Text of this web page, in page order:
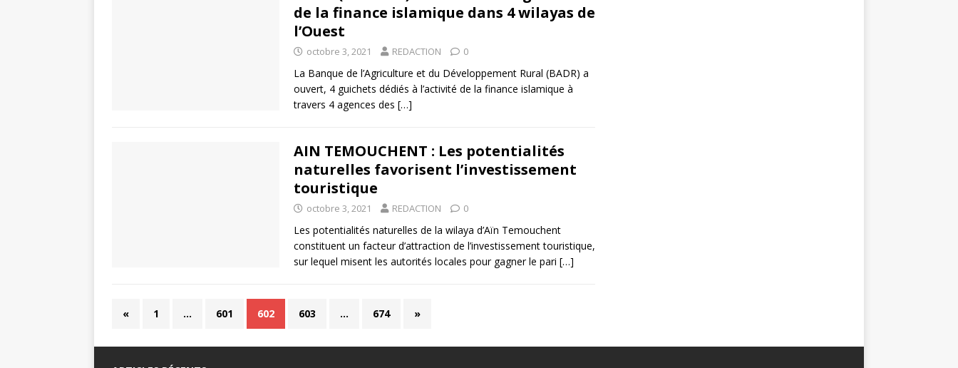
de la finance islamique dans 4 wilayas de
l’Ouest
octobre 3, 2021 REDACTION 0
La Banque de l’Agriculture et du Développement Rural (BADR) a
ouvert, 4 guichets dédiés à l’activité de la finance islamique à
travers 4 agences des […]
AIN TEMOUCHENT : Les potentialités
naturelles favorisent l’investissement
touristique
octobre 3, 2021 REDACTION 0
Les potentialités naturelles de la wilaya d’Aïn Temouchent
constituent un facteur d’attraction de l’investissement touristique,
sur lequel misent les autorités locales pour gagner le pari […]
« 1 … 601 602 603 … 674 »